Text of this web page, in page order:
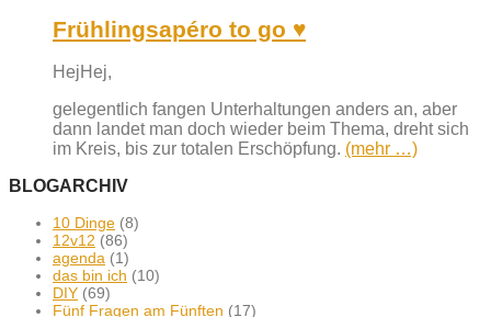
Frühlingsapéro to go ♥︎
HejHej,
gelegentlich fangen Unterhaltungen anders an, aber
dann landet man doch wieder beim Thema, dreht sich
im Kreis, bis zur totalen Erschöpfung. (mehr …)
BLOGARCHIV
10 Dinge (8)
12v12 (86)
agenda (1)
das bin ich (10)
DIY (69)
Fünf Fragen am Fünften (17)